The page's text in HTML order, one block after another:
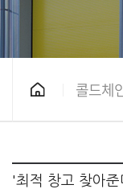
콜드체
'최적 창고 찾아